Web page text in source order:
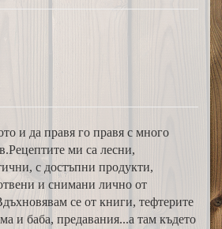
и да правя го правя с много
ми са лесни,
с достъпни продукти,
и снимани лично от
се от книги, тефтерите
и баба, предавания...а там където